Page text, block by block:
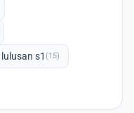
s1 (15)